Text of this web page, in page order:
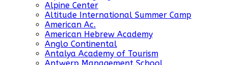
Alpine Center
Altitude International Summer Camp
American Ac.
American Hebrew Academy
Anglo Continental
Antalya Academy of Tourism